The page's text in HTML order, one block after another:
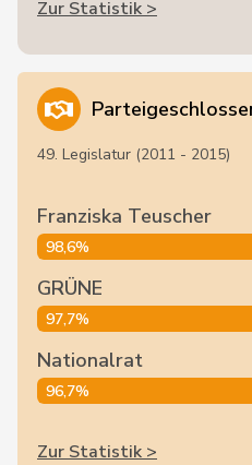
Zur Statistik >
49. Legislatur (2011 - 2015)
Franziska Teuscher
98,6%
GRÜNE
97,7%
Nationalrat
96,7%
Zur Statistik >